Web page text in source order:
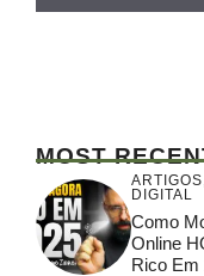
MOST
ARTIGOS
DIGITAL
Como
Online
Rico Em